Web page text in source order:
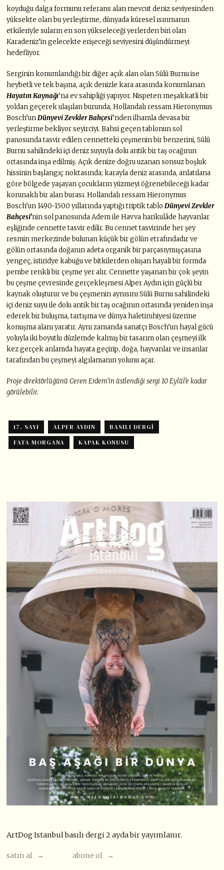
koyduğu dalga formunu referans alan mevcut deniz seviyesinden
yüksekte olan bu yerleştirme, dünyada küresel ısınmanın
etkileriyle suların en son yükseleceği yerlerden biri olan
Karadeniz’in gelecekte erişeceği seviyesini düşündürmeyi
hedefliyor.
Serginin konumlandığı bir diğer açık alan olan Sülü Burnu ise
heybetli ve tek başına, açık denizle kara arasında konumlanan
Hayatın Kaynağı’na ev sahipliği yapıyor. Nispeten meşakkatli bir
yoldan geçerek ulaşılan burunda, Hollandalı ressam Hieronymus
Bosch’unDünyevi Zevkler Bahçesi’nden ilhamla devasa bir
yerleştirme bekliyor seyirciyi. Bahsi geçen tablonun sol
panosunda tasvir edilen cennetteki çeşmenin bir benzerini, Sülü
Burnu sahilindeki içi deniz suyuyla dolu antik bir taş ocağının
ortasında inşa edilmiş. Açık denize doğru uzanan sonsuz boşluk
hissinin başlangıç noktasında; karayla deniz arasında, anlatılana
göre bölgede yaşayan çocukların yüzmeyi öğrenebileceği kadar
korunaklı bir alan burası. Hollandalı ressam Hieronymus
Bosch’un 1490-1500 yıllarında yaptığı triptik tabloDünyevi Zevkler
Bahçesi’nin sol panosunda Adem ile Havva harikulâde hayvanlar
eşliğinde cennette tasvir edilir. Bu cennet tasvirinde her şey
resmin merkezinde bulunan küçük bir gölün etrafındadır ve
gölün ortasında doğanın adeta organik bir parçasıymışçasına
yengeç, istiridye kabuğu ve bitkilerden oluşan hayali bir formda
pembe renkli bir çeşme yer alır. Cennette yaşanan bir çok şeyin
bu çeşme çevresinde gerçekleşmesi Alper Aydın için güçlü bir
kaynak oluşturur ve bu çeşmenin aynısını Sülü Burnu sahilindeki
içi deniz suyu ile dolu antik bir taş ocağının ortasında yeniden inşa
ederek bir buluşma, tartışma ve dünya haletiruhiyesi üzerine
konuşma alanı yaratır. Aynı zamanda sanatçı Bosch’un hayal gücü
yoluyla iki boyutlu düzlemde kalmış bir tasarım olan çeşmeyi ilk
kez gerçek anlamda hayata geçirip, doğa, hayvanlar ve insanlar
tarafından bu çeşmeyi algılamanın yolunu açar.
Proje direktörlüğünü Ceren Erdem’in üstlendiği sergi 10 Eylül’e kadar
görülebilir.
17. SAYI ALPER AYDIN
BASILI DERGI
FATA MORGANA
KAPAK KONUSU
ArtDog Istanbul basılı dergi 2 ayda bir yayımlanır.
satın al → abone ol →